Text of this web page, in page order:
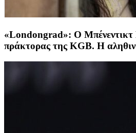
«Londongrad»: Ο Μπένεντικτ
πράκτορας της KGB. Η